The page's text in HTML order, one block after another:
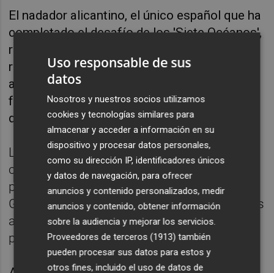
El nadador alicantino, el único español que ha
completado el desafío de los 'Siete Océanos',
reto que consiste en unir a nado los siete
recorridos de mayor dificultad que existen en
aguas abiertas en el planeta, suma de esta
forma un nuevo éxito a su trayectoria
deportiva.
La travesía estuvo por la Fundación Asisa
con el reto de conseguir recursos para los
proyectos de investigación del Hospital
General de Alicante Doctor Balmis dedicados
al campo de las leucemias en la edad
pediátrica.
Uso responsable de sus
datos
Nosotros y nuestros socios utilizamos
cookies y tecnologías similares para
almacenar y acceder a información en su
dispositivo y procesar datos personales,
como su dirección IP, identificadores únicos
y datos de navegación, para ofrecer
anuncios y contenido personalizados, medir
anuncios y contenido, obtener información
sobre la audiencia y mejorar los servicios.
Proveedores de terceros (1913) también
pueden procesar sus datos para estos y
otros fines, incluido el uso de datos de